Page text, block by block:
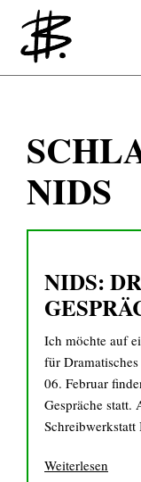
EN
NIDS
NIDS:
Ich möchte auf
für
06. Februar
Gespräche
Weiterlesen